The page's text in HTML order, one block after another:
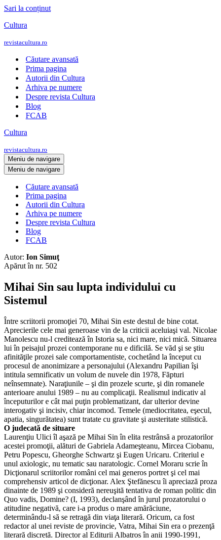
Sari la conținut
Cultura
revistacultura.ro
Căutare avansată
Prima pagina
Autorii din Cultura
Arhiva pe numere
Despre revista Cultura
Blog
FCAB
Cultura
revistacultura.ro
Meniu de navigare
Meniu de navigare
Căutare avansată
Prima pagina
Autorii din Cultura
Arhiva pe numere
Despre revista Cultura
Blog
FCAB
Autor: Ion Simuţ
Apărut în nr. 502
Mihai Sin sau lupta individului cu
Sistemul
Între scriitorii promoţiei 70, Mihai Sin este destul de bine cotat.
Aprecierile cele mai generoase vin de la criticii aceluiaşi val. Nicolae
Manolescu nu-l creditează în Istoria sa, nici mare, nici mică. Situarea
lui în peisajul prozei contemporane nu e dificilă. Se văd şi se ştiu
afinităţile prozei sale comportamentiste, cochetând la început cu
procesul de anonimizare a personajului (Alexandru Papilian îşi
intitula semnificativ un volum de nuvele din 1978, Făpturi
neînsemnate). Naraţiunile – şi din prozele scurte, şi din romanele
anterioare anului 1989 – nu au complicaţii. Realismul indicativ al
începuturilor e cât mai puţin problematizant, dar ulterior devine
interogativ şi incisiv, chiar incomod. Temele (mediocritatea, eşecul,
apatia, singurătatea) sunt tratate cu gravitate şi austeritate stilistică.
O judecată de situare
Laurenţiu Ulici îl aşază pe Mihai Sin în elita restrânsă a prozatorilor
acestei promoţii, alături de Gabriela Adameşteanu, Mircea Ciobanu,
Petru Popescu, Gheorghe Schwartz şi Eugen Uricaru. Criteriul e
unul axiologic, nu tematic sau naratologic. Cornel Moraru scrie în
Dicţionarul scriitorilor români cel mai generos portret şi cel mai
comprehensiv articol de dicţionar. Alex Ştefănescu îi apreciază proza
dinainte de 1989 şi consideră nereuşită tentativa de roman politic din
Quo vadis, Domine? (I, 1993), declanşând în jurul prozatorului o
atitudine negativă, care i-a produs o mare amărăciune,
determinându-l să se retragă din viaţa literară. Oricum, ca fost
redactor al unei reviste de provincie, Vatra, Mihai Sin era o prezenţă
literară discretă. Director al Editurii Albatros în anii 1990-1991,